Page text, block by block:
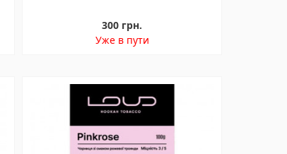
300 грн.
Уже в пути